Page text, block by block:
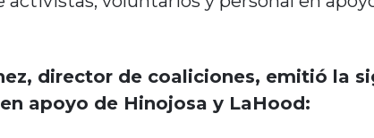
director de coaliciones, emitió la
apoyo de Hinojosa y LaHood: